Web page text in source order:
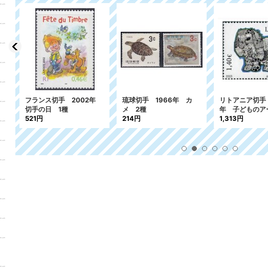
フランス切手 2002年
切手の日 1種
521円
琉球切手 1966年 カ
メ 2種
214円
リトアニア切
年 子どもの
1,313円